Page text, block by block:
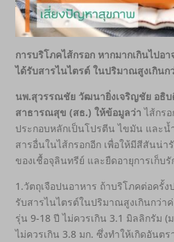
การบริโภคไส้กรอก หากมากเกินไปอา
ได้รับสารไนไตรต์ ในปริมาณสูงเกินก
นพ.สุวรรณชัย วัฒนายิ่งเจริญชัย อธิบ
สาธารณสุข (สธ.) ให้ข้อมูลว่าไส้กร
ประกอบหลักเป็นโปรตีน ไขมัน และน้
สารอื่นในไส้กรอกอีก เพื่อให้มีสีสันน่า
ของเชื้อจุลินทรีย์ และยืดอายุการเก็บ
1.วัตถุเจือปนอาหาร ถ้าบริโภคต่อครั้
รับสารไนไตรต์ในปริมาณสูงเกินกว่า
รุ่น 9-18 ปี ไม่ควรเกิน 3.1 มิลลิกรัม
ไม่ควรเกิน 3.8 มก. ซึ่งทำให้เกิดอันต